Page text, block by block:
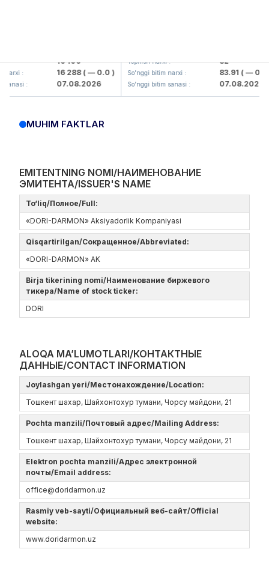
16 100
: 16 288( — 0.0 )
: 07.08.2026
Yopilish narxi : 82
So'nggi bitim narxi : 83.91( — 0.0 )
So'nggi bitim sanasi : 07.08.2026
MUHIM FAKTLAR
EMITENTNING NOMI/НАИМЕНОВАНИЕ
ЭМИТЕНТА/ISSUER'S NAME
To‘liq/Полное/Full:
«DORI-DARMON» Aksiyadorlik Kompaniyasi
Qisqartirilgan/Сокращенное/Abbreviated:
«DORI-DARMON» AK
Birja tikerining nomi/Наименование биржевого
тикера/Name of stock ticker:
DORI
ALOQA MA’LUMOTLARI/КОНТАКТНЫЕ
ДАННЫЕ/CONTACT INFORMATION
Joylashgan yeri/Местонахождение/Location:
Тошкент шахар, Шайхонтохур тумани, Чорсу майдони, 21
Pochta manzili/Почтовый адрес/Mailing Address:
Тошкент шахар, Шайхонтохур тумани, Чорсу майдони, 21
Elektron pochta manzili/Адрес электронной
почты/Email address:
office@doridarmon.uz
Rasmiy veb-sayti/Официальный веб-сайт/Official
website:
www.doridarmon.uz